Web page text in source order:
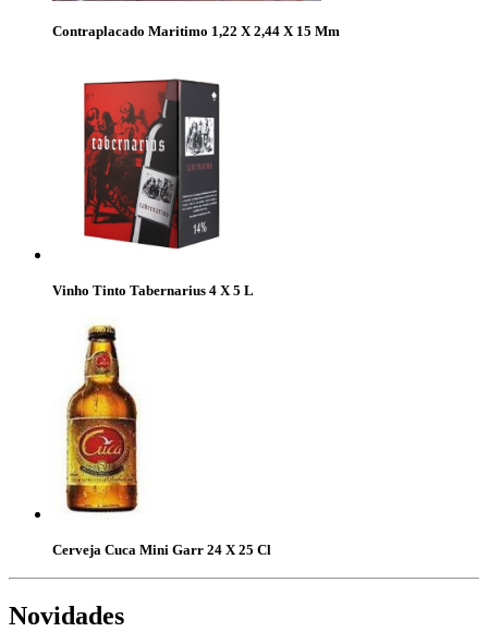
Contraplacado Maritimo 1,22 X 2,44 X 15 Mm
Vinho Tinto Tabernarius 4 X 5 L
Cerveja Cuca Mini Garr 24 X 25 Cl
Novidades